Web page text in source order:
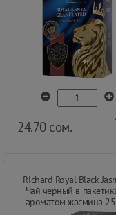
24.70 сом.
Richard Royal Black
Чай черный в
ароматом жасмина